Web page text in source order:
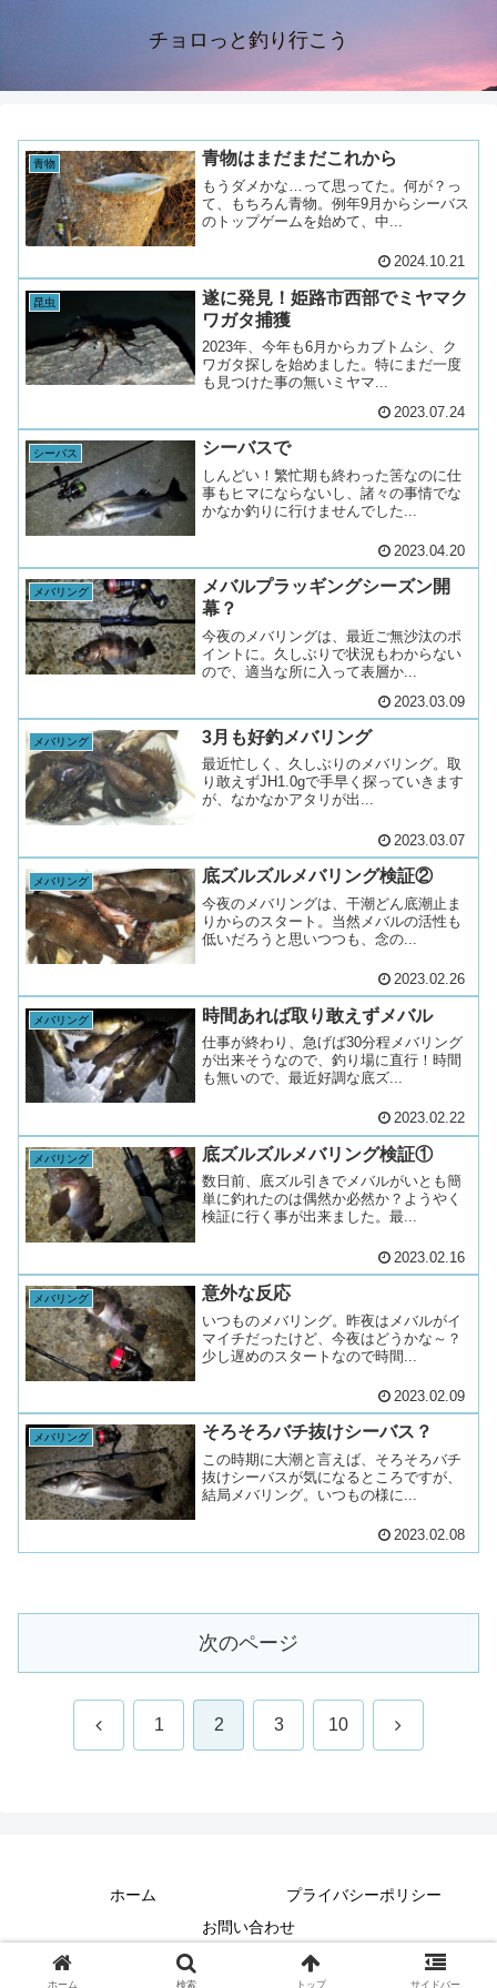
チョロっと釣り行こう
青物 青物はまだまだこれから
もうダメかな…って思ってた。何が？っ
て、もちろん青物。例年9月からシーバス
のトップゲームを始めて、中...
2024.10.21
昆虫
遂に発見！姫路市西部でミヤマク
ワガタ捕獲
2023年、今年も6月からカブトムシ、ク
ワガタ探しを始めました。特にまだ一度
も見つけた事の無いミヤマ...
2023.07.24
シーバス シーバスで
しんどい！繁忙期も終わった筈なのに仕
事もヒマにならないし、諸々の事情でな
かなか釣りに行けませんでした...
2023.04.20
メバリング
メバルプラッギングシーズン開
幕？
今夜のメバリングは、最近ご無沙汰のポ
イントに。久しぶりで状況もわからない
ので、適当な所に入って表層か...
2023.03.09
メバリング 3月も好釣メバリング
最近忙しく、久しぶりのメバリング。取
り敢えずJH1.0gで手早く探っていきます
が、なかなかアタリが出...
2023.03.07
メバリング 底ズルズルメバリング検証②
今夜のメバリングは、干潮どん底潮止ま
りからのスタート。当然メバルの活性も
低いだろうと思いつつも、念の...
2023.02.26
メバリング 時間あれば取り敢えずメバル
仕事が終わり、急げば30分程メバリング
が出来そうなので、釣り場に直行！時間
も無いので、最近好調な底ズ...
2023.02.22
メバリング 底ズルズルメバリング検証①
数日前、底ズル引きでメバルがいとも簡
単に釣れたのは偶然か必然か？ようやく
検証に行く事が出来ました。最...
2023.02.16
メバリング 意外な反応
いつものメバリング。昨夜はメバルがイ
マイチだったけど、今夜はどうかな～？
少し遅めのスタートなので時間...
2023.02.09
メバリング そろそろバチ抜けシーバス？
この時期に大潮と言えば、そろそろバチ
抜けシーバスが気になるところですが、
結局メバリング。いつもの様に...
2023.02.08
次のページ
前 1 2 3 10 次
ホーム
プライバシーポリシー
お問い合わせ
© 2018 チョロっと釣り行こう.
ホーム 検索 トップ サイドバー